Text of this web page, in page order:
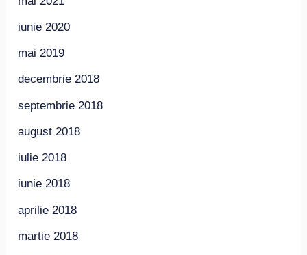
iunie 2020
mai 2019
decembrie 2018
septembrie 2018
august 2018
iulie 2018
iunie 2018
aprilie 2018
martie 2018